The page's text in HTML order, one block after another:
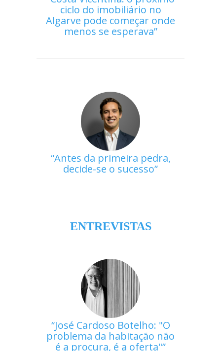
ciclo do imobiliário no
Algarve pode começar onde
menos se esperava
Antes da primeira pedra,
decide-se o sucesso
ENTREVISTAS
José Cardoso Botelho: "O
problema da habitação não
é a procura, é a oferta"